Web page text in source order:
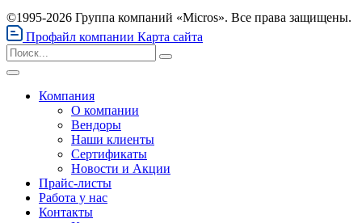
©1995-2026 Группа компаний «Micros». Все права защищены.
Профайл компании Карта сайта
Компания
О компании
Вендоры
Наши клиенты
Сертификаты
Новости и Акции
Прайс-листы
Работа у нас
Контакты